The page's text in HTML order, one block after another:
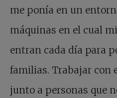
me ponía en un
máquinas en el cual
entran cada día para
familias. Trabajar con
junto a personas que